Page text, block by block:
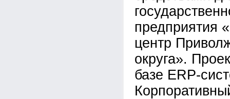
предприятия
центр
округа».
базе ERP-